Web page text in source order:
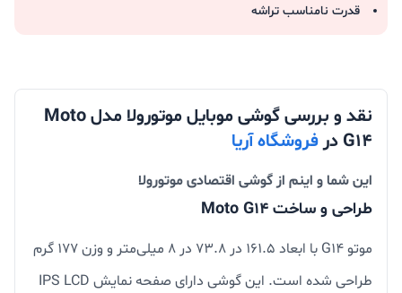
قدرت نامناسب تراشه
نقد و بررسی گوشی موبایل موتورولا مدل Moto
G14 در
فروشگاه آریا
این شما و اینم از گوشی اقتصادی موتورولا
طراحی و ساخت‌ Moto G14
موتو G14 با ابعاد 161.5 در 73.8 در 8 میلی‌متر و وزن 177 گرم
طراحی شده است. این گوشی دارای صفحه نمایش IPS LCD